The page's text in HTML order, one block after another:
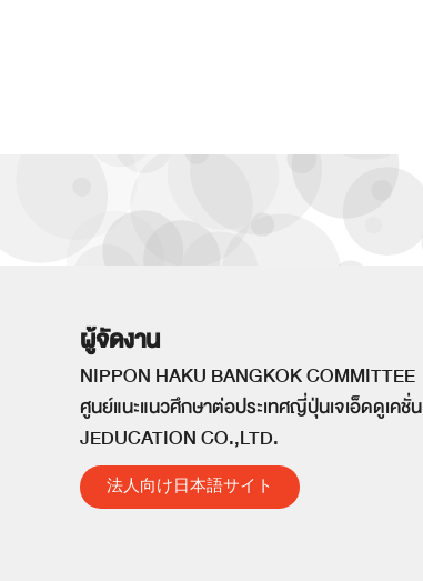
ผู้จัดงาน
NIPPON HAKU BANGKOK COMMITTEE
ศูนย์แนะแนวศึกษาต่อประเทศญี่ปุ่นเจเอ็ดดูเคชั่น
JEDUCATION CO.,LTD.
法人向け日本語サイト